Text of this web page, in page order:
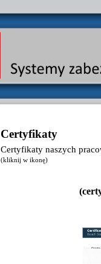
Certyfikaty
Certyfikaty naszych
(kliknij w ikonę)